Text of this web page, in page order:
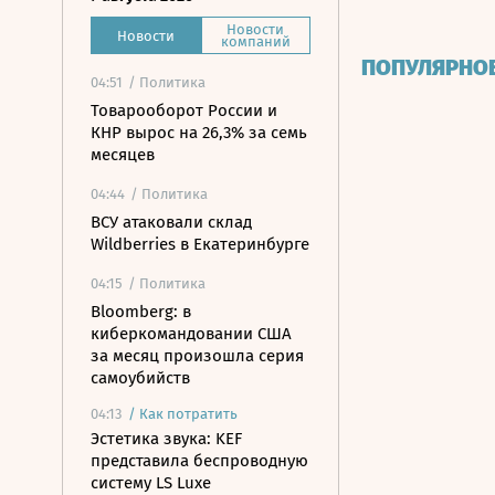
Новости Новости
компаний
04:51 / Политика
Товарооборот России и
КНР вырос на 26,3% за семь
месяцев
04:44 / Политика
ВСУ атаковали склад
Wildberries в Екатеринбурге
04:15 / Политика
Bloomberg: в
киберкомандовании США
за месяц произошла серия
самоубийств
04:13 / Как потратить
Эстетика звука: KEF
представила беспроводную
систему LS Luxe